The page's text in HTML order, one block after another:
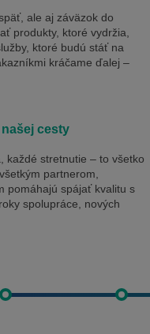
ale aj záväzok do
produkty, ktoré vydržia,
ktoré budú stáť na
kráčame ďalej –
cesty
každé stretnutie – to všetko
partnerom,
pomáhajú spájať kvalitu s
spolupráce, nových